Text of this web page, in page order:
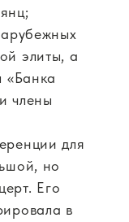
элиты, а
«Банка
члены
для
но
Его
в